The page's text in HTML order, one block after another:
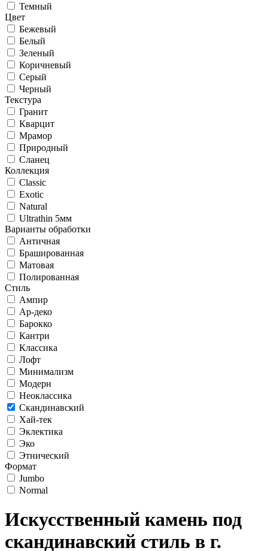
Темный
Цвет
Бежевый
Белый
Зеленый
Коричневый
Серый
Черный
Текстура
Гранит
Кварцит
Мрамор
Природный
Сланец
Коллекция
Classic
Exotic
Natural
Ultrathin 5мм
Варианты обработки
Античная
Брашированная
Матовая
Полированная
Стиль
Ампир
Ар-деко
Барокко
Кантри
Классика
Лофт
Минимализм
Модерн
Неоклассика
Скандинавский
Хай-тек
Эклектика
Эко
Этнический
Формат
Jumbo
Normal
Искусственный камень под
скандинавский стиль в г.